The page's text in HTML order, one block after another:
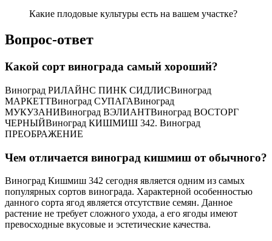
Какие плодовые культуры есть на вашем участке?
Вопрос-ответ
Какой сорт винограда самый хороший?
Виноград РИЛАЙНС ПИНК СИДЛИСВиноград
МАРКЕТТВиноград СУПАГАВиноград
МУКУЗАНИВиноград ВЭЛИАНТВиноград ВОСТОРГ
ЧЕРНЫЙВиноград КИШМИШ 342. Виноград
ПРЕОБРАЖЕНИЕ
Чем отличается виноград кишмиш от обычного?
Виноград Кишмиш 342 сегодня является одним из самых
популярных сортов винограда. Характерной особенностью
данного сорта ягод является отсутствие семян. Данное
растение не требует сложного ухода, а его ягоды имеют
превосходные вкусовые и эстетические качества.